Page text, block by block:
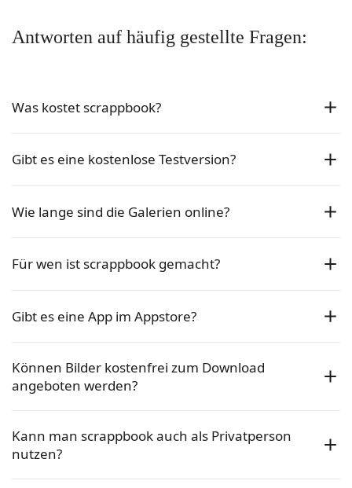
Antworten auf häufig gestellte Fragen:
Was kostet scrappbook?
Gibt es eine kostenlose Testversion?
Wie lange sind die Galerien online?
Für wen ist scrappbook gemacht?
Gibt es eine App im Appstore?
Können Bilder kostenfrei zum Download
angeboten werden?
Kann man scrappbook auch als Privatperson
nutzen?